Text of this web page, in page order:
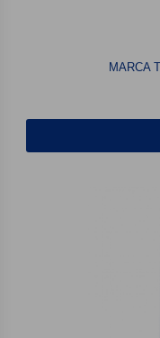
MARCA